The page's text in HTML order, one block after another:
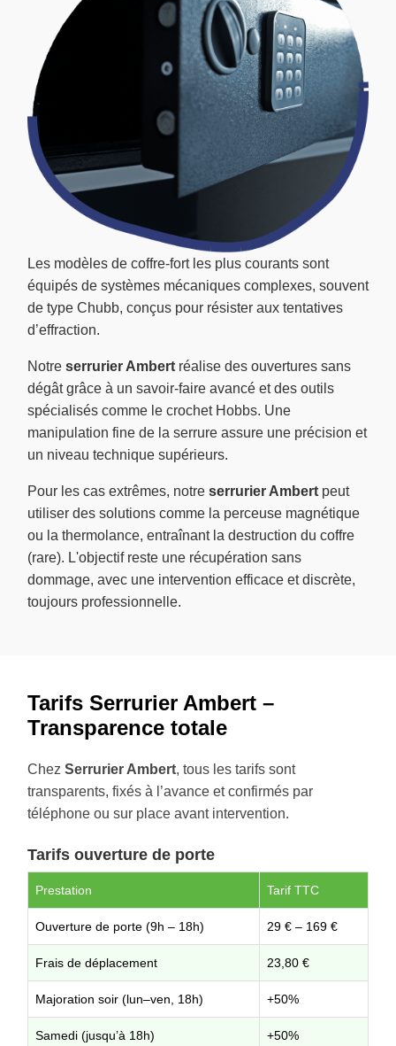
Les modèles de coffre-fort les plus courants sont
équipés de systèmes mécaniques complexes, souvent
de type Chubb, conçus pour résister aux tentatives
d’effraction.
Notre serrurier Ambert réalise des ouvertures sans
dégât grâce à un savoir-faire avancé et des outils
spécialisés comme le crochet Hobbs. Une
manipulation fine de la serrure assure une précision et
un niveau technique supérieurs.
Pour les cas extrêmes, notre serrurier Ambert peut
utiliser des solutions comme la perceuse magnétique
ou la thermolance, entraînant la destruction du coffre
(rare). L'objectif reste une récupération sans
dommage, avec une intervention efficace et discrète,
toujours professionnelle.
Tarifs Serrurier Ambert –
Transparence totale
Chez Serrurier Ambert, tous les tarifs sont
transparents, fixés à l’avance et confirmés par
téléphone ou sur place avant intervention.
Tarifs ouverture de porte
Prestation Tarif TTC
Ouverture de porte (9h – 18h) 29 € – 169 €
Frais de déplacement 23,80 €
Majoration soir (lun–ven, 18h) +50%
Samedi (jusqu’à 18h) +50%